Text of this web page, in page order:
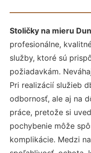
Stoličky na mieru
profesionálne,
služby, ktoré sú
požiadavkám.
Pri realizácií služieb
odbornosť, ale aj na
práce, pretože si
pochybenie môže
komplikácie. Medzi